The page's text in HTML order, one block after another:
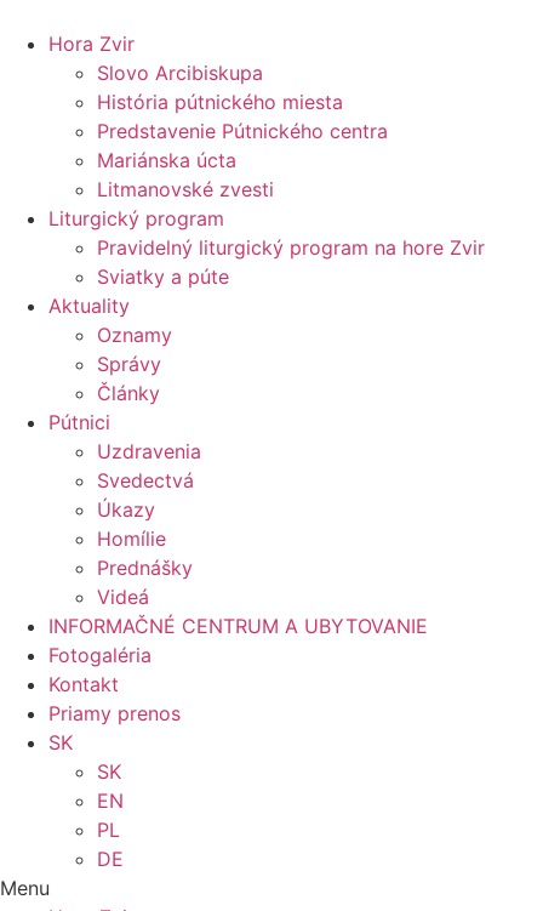
Hora Zvir
Slovo Arcibiskupa
História pútnického miesta
Predstavenie Pútnického centra
Mariánska úcta
Litmanovské zvesti
Liturgický program
Pravidelný liturgický program na hore Zvir
Sviatky a púte
Aktuality
Oznamy
Správy
Články
Pútnici
Uzdravenia
Svedectvá
Úkazy
Homílie
Prednášky
Videá
INFORMAČNÉ CENTRUM A UBYTOVANIE
Fotogaléria
Kontakt
Priamy prenos
SK
SK
EN
PL
DE
Menu